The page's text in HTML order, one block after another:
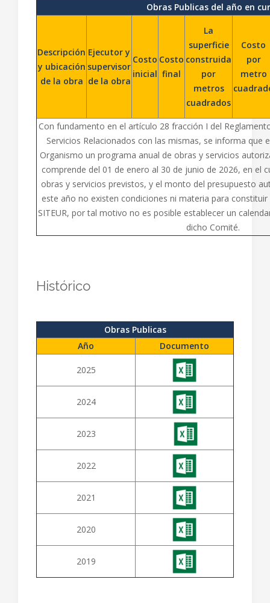
Obras Publicas del año en
Descripción
y ubicación
de la obra
Ejecutor y
supervisor
de la obra
Costo
inicial
Costo
final
La
superficie
construida
por
metros
cuadrados
Costo
por
metro
Con fundamento en el artículo 28 fracción I del
Servicios Relacionados con las mismas, se informa que
Organismo un programa anual de obras y servicios
comprende del 01 de enero al 30 de junio de 2026, en el
obras y servicios previstos, y el monto del presupuesto
este año no existen condiciones ni materia para
SITEUR, por tal motivo no es posible establecer un
dicho Comité.
Histórico
Obras Publicas
Año
Documento
2025
2024
2023
2022
2021
2020
2019